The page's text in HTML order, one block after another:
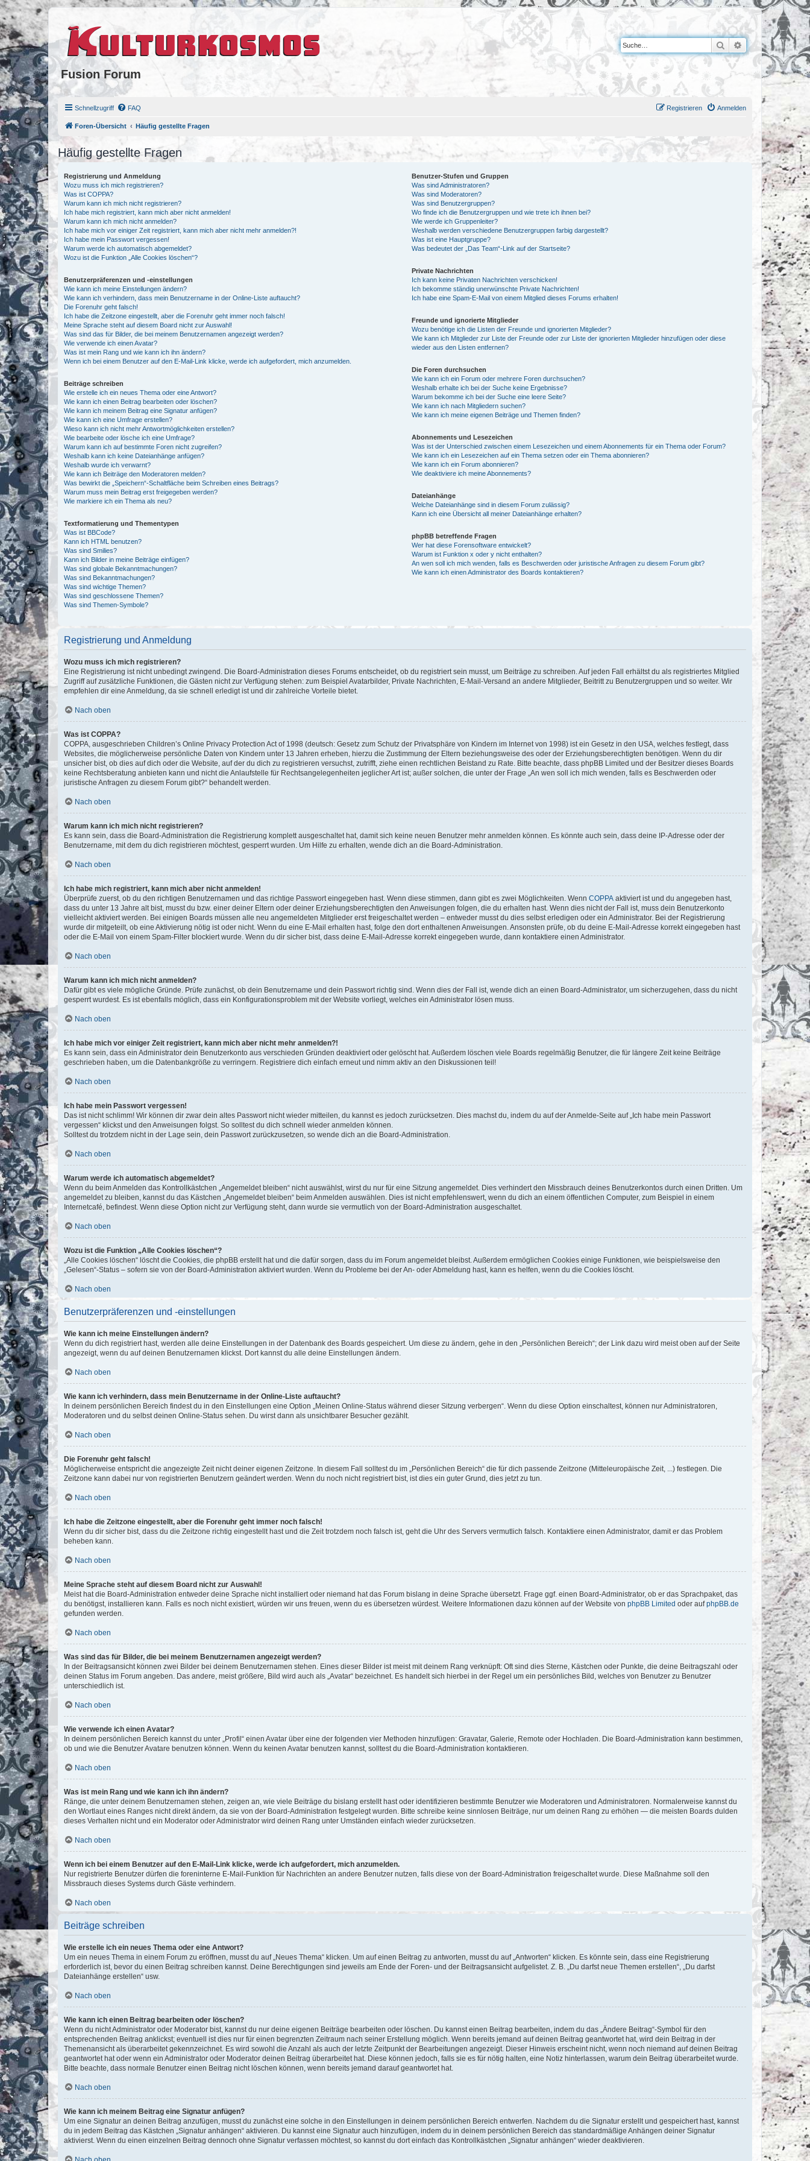
Fusion Forum
Suche Erweiterte Suche
Schnellzugriff FAQ Anmelden
Registrieren
Foren-Übersicht Häufig gestellte Fragen
Häufig gestellte Fragen
Registrierung und Anmeldung
Wozu muss ich mich registrieren?
Was ist COPPA?
Warum kann ich mich nicht registrieren?
Ich habe mich registriert, kann mich aber nicht anmelden!
Warum kann ich mich nicht anmelden?
Ich habe mich vor einiger Zeit registriert, kann mich aber nicht mehr anmelden?!
Ich habe mein Passwort vergessen!
Warum werde ich automatisch abgemeldet?
Wozu ist die Funktion „Alle Cookies löschen“?
Benutzerpräferenzen und -einstellungen
Wie kann ich meine Einstellungen ändern?
Wie kann ich verhindern, dass mein Benutzername in der Online-Liste auftaucht?
Die Forenuhr geht falsch!
Ich habe die Zeitzone eingestellt, aber die Forenuhr geht immer noch falsch!
Meine Sprache steht auf diesem Board nicht zur Auswahl!
Was sind das für Bilder, die bei meinem Benutzernamen angezeigt werden?
Wie verwende ich einen Avatar?
Was ist mein Rang und wie kann ich ihn ändern?
Wenn ich bei einem Benutzer auf den E-Mail-Link klicke, werde ich aufgefordert, mich anzumelden.
Beiträge schreiben
Wie erstelle ich ein neues Thema oder eine Antwort?
Wie kann ich einen Beitrag bearbeiten oder löschen?
Wie kann ich meinem Beitrag eine Signatur anfügen?
Wie kann ich eine Umfrage erstellen?
Wieso kann ich nicht mehr Antwortmöglichkeiten erstellen?
Wie bearbeite oder lösche ich eine Umfrage?
Warum kann ich auf bestimmte Foren nicht zugreifen?
Weshalb kann ich keine Dateianhänge anfügen?
Weshalb wurde ich verwarnt?
Wie kann ich Beiträge den Moderatoren melden?
Was bewirkt die „Speichern“-Schaltfläche beim Schreiben eines Beitrags?
Warum muss mein Beitrag erst freigegeben werden?
Wie markiere ich ein Thema als neu?
Textformatierung und Thementypen
Was ist BBCode?
Kann ich HTML benutzen?
Was sind Smilies?
Kann ich Bilder in meine Beiträge einfügen?
Was sind globale Bekanntmachungen?
Was sind Bekanntmachungen?
Was sind wichtige Themen?
Was sind geschlossene Themen?
Was sind Themen-Symbole?
Benutzer-Stufen und Gruppen
Was sind Administratoren?
Was sind Moderatoren?
Was sind Benutzergruppen?
Wo finde ich die Benutzergruppen und wie trete ich ihnen bei?
Wie werde ich Gruppenleiter?
Weshalb werden verschiedene Benutzergruppen farbig dargestellt?
Was ist eine Hauptgruppe?
Was bedeutet der „Das Team“-Link auf der Startseite?
Private Nachrichten
Ich kann keine Privaten Nachrichten verschicken!
Ich bekomme ständig unerwünschte Private Nachrichten!
Ich habe eine Spam-E-Mail von einem Mitglied dieses Forums erhalten!
Freunde und ignorierte Mitglieder
Wozu benötige ich die Listen der Freunde und ignorierten Mitglieder?
Wie kann ich Mitglieder zur Liste der Freunde oder zur Liste der ignorierten Mitglieder hinzufügen oder diese
wieder aus den Listen entfernen?
Die Foren durchsuchen
Wie kann ich ein Forum oder mehrere Foren durchsuchen?
Weshalb erhalte ich bei der Suche keine Ergebnisse?
Warum bekomme ich bei der Suche eine leere Seite?
Wie kann ich nach Mitgliedern suchen?
Wie kann ich meine eigenen Beiträge und Themen finden?
Abonnements und Lesezeichen
Was ist der Unterschied zwischen einem Lesezeichen und einem Abonnements für ein Thema oder Forum?
Wie kann ich ein Lesezeichen auf ein Thema setzen oder ein Thema abonnieren?
Wie kann ich ein Forum abonnieren?
Wie deaktiviere ich meine Abonnements?
Dateianhänge
Welche Dateianhänge sind in diesem Forum zulässig?
Kann ich eine Übersicht all meiner Dateianhänge erhalten?
phpBB betreffende Fragen
Wer hat diese Forensoftware entwickelt?
Warum ist Funktion x oder y nicht enthalten?
An wen soll ich mich wenden, falls es Beschwerden oder juristische Anfragen zu diesem Forum gibt?
Wie kann ich einen Administrator des Boards kontaktieren?
Registrierung und Anmeldung
Wozu muss ich mich registrieren?
Eine Registrierung ist nicht unbedingt zwingend. Die Board-Administration dieses Forums entscheidet, ob du registriert sein musst, um Beiträge zu schreiben. Auf jeden Fall erhältst du als registriertes Mitglied
Zugriff auf zusätzliche Funktionen, die Gästen nicht zur Verfügung stehen: zum Beispiel Avatarbilder, Private Nachrichten, E-Mail-Versand an andere Mitglieder, Beitritt zu Benutzergruppen und so weiter. Wir
empfehlen dir eine Anmeldung, da sie schnell erledigt ist und dir zahlreiche Vorteile bietet.
Nach oben
Was ist COPPA?
COPPA, ausgeschrieben Children’s Online Privacy Protection Act of 1998 (deutsch: Gesetz zum Schutz der Privatsphäre von Kindern im Internet von 1998) ist ein Gesetz in den USA, welches festlegt, dass
Websites, die möglicherweise persönliche Daten von Kindern unter 13 Jahren erheben, hierzu die Zustimmung der Eltern beziehungsweise des oder der Erziehungsberechtigten benötigen. Wenn du dir
unsicher bist, ob dies auf dich oder die Website, auf der du dich zu registrieren versuchst, zutrifft, ziehe einen rechtlichen Beistand zu Rate. Bitte beachte, dass phpBB Limited und der Besitzer dieses Boards
keine Rechtsberatung anbieten kann und nicht die Anlaufstelle für Rechtsangelegenheiten jeglicher Art ist; außer solchen, die unter der Frage „An wen soll ich mich wenden, falls es Beschwerden oder
juristische Anfragen zu diesem Forum gibt?“ behandelt werden.
Nach oben
Warum kann ich mich nicht registrieren?
Es kann sein, dass die Board-Administration die Registrierung komplett ausgeschaltet hat, damit sich keine neuen Benutzer mehr anmelden können. Es könnte auch sein, dass deine IP-Adresse oder der
Benutzername, mit dem du dich registrieren möchtest, gesperrt wurden. Um Hilfe zu erhalten, wende dich an die Board-Administration.
Nach oben
Ich habe mich registriert, kann mich aber nicht anmelden!
Überprüfe zuerst, ob du den richtigen Benutzernamen und das richtige Passwort eingegeben hast. Wenn diese stimmen, dann gibt es zwei Möglichkeiten. Wenn COPPA aktiviert ist und du angegeben hast,
dass du unter 13 Jahre alt bist, musst du bzw. einer deiner Eltern oder deiner Erziehungsberechtigten den Anweisungen folgen, die du erhalten hast. Wenn dies nicht der Fall ist, muss dein Benutzerkonto
vielleicht aktiviert werden. Bei einigen Boards müssen alle neu angemeldeten Mitglieder erst freigeschaltet werden – entweder musst du dies selbst erledigen oder ein Administrator. Bei der Registrierung
wurde dir mitgeteilt, ob eine Aktivierung nötig ist oder nicht. Wenn du eine E-Mail erhalten hast, folge den dort enthaltenen Anweisungen. Ansonsten prüfe, ob du deine E-Mail-Adresse korrekt eingegeben hast
oder die E-Mail von einem Spam-Filter blockiert wurde. Wenn du dir sicher bist, dass deine E-Mail-Adresse korrekt eingegeben wurde, dann kontaktiere einen Administrator.
Nach oben
Warum kann ich mich nicht anmelden?
Dafür gibt es viele mögliche Gründe. Prüfe zunächst, ob dein Benutzername und dein Passwort richtig sind. Wenn dies der Fall ist, wende dich an einen Board-Administrator, um sicherzugehen, dass du nicht
gesperrt wurdest. Es ist ebenfalls möglich, dass ein Konfigurationsproblem mit der Website vorliegt, welches ein Administrator lösen muss.
Nach oben
Ich habe mich vor einiger Zeit registriert, kann mich aber nicht mehr anmelden?!
Es kann sein, dass ein Administrator dein Benutzerkonto aus verschieden Gründen deaktiviert oder gelöscht hat. Außerdem löschen viele Boards regelmäßig Benutzer, die für längere Zeit keine Beiträge
geschrieben haben, um die Datenbankgröße zu verringern. Registriere dich einfach erneut und nimm aktiv an den Diskussionen teil!
Nach oben
Ich habe mein Passwort vergessen!
Das ist nicht schlimm! Wir können dir zwar dein altes Passwort nicht wieder mitteilen, du kannst es jedoch zurücksetzen. Dies machst du, indem du auf der Anmelde-Seite auf „Ich habe mein Passwort
vergessen“ klickst und den Anweisungen folgst. So solltest du dich schnell wieder anmelden können.
Solltest du trotzdem nicht in der Lage sein, dein Passwort zurückzusetzen, so wende dich an die Board-Administration.
Nach oben
Warum werde ich automatisch abgemeldet?
Wenn du beim Anmelden das Kontrollkästchen „Angemeldet bleiben“ nicht auswählst, wirst du nur für eine Sitzung angemeldet. Dies verhindert den Missbrauch deines Benutzerkontos durch einen Dritten. Um
angemeldet zu bleiben, kannst du das Kästchen „Angemeldet bleiben“ beim Anmelden auswählen. Dies ist nicht empfehlenswert, wenn du dich an einem öffentlichen Computer, zum Beispiel in einem
Internetcafé, befindest. Wenn diese Option nicht zur Verfügung steht, dann wurde sie vermutlich von der Board-Administration ausgeschaltet.
Nach oben
Wozu ist die Funktion „Alle Cookies löschen“?
„Alle Cookies löschen“ löscht die Cookies, die phpBB erstellt hat und die dafür sorgen, dass du im Forum angemeldet bleibst. Außerdem ermöglichen Cookies einige Funktionen, wie beispielsweise den
„Gelesen“-Status – sofern sie von der Board-Administration aktiviert wurden. Wenn du Probleme bei der An- oder Abmeldung hast, kann es helfen, wenn du die Cookies löscht.
Nach oben
Benutzerpräferenzen und -einstellungen
Wie kann ich meine Einstellungen ändern?
Wenn du dich registriert hast, werden alle deine Einstellungen in der Datenbank des Boards gespeichert. Um diese zu ändern, gehe in den „Persönlichen Bereich“; der Link dazu wird meist oben auf der Seite
angezeigt, wenn du auf deinen Benutzernamen klickst. Dort kannst du alle deine Einstellungen ändern.
Nach oben
Wie kann ich verhindern, dass mein Benutzername in der Online-Liste auftaucht?
In deinem persönlichen Bereich findest du in den Einstellungen eine Option „Meinen Online-Status während dieser Sitzung verbergen“. Wenn du diese Option einschaltest, können nur Administratoren,
Moderatoren und du selbst deinen Online-Status sehen. Du wirst dann als unsichtbarer Besucher gezählt.
Nach oben
Die Forenuhr geht falsch!
Möglicherweise entspricht die angezeigte Zeit nicht deiner eigenen Zeitzone. In diesem Fall solltest du im „Persönlichen Bereich“ die für dich passende Zeitzone (Mitteleuropäische Zeit, ...) festlegen. Die
Zeitzone kann dabei nur von registrierten Benutzern geändert werden. Wenn du noch nicht registriert bist, ist dies ein guter Grund, dies jetzt zu tun.
Nach oben
Ich habe die Zeitzone eingestellt, aber die Forenuhr geht immer noch falsch!
Wenn du dir sicher bist, dass du die Zeitzone richtig eingestellt hast und die Zeit trotzdem noch falsch ist, geht die Uhr des Servers vermutlich falsch. Kontaktiere einen Administrator, damit er das Problem
beheben kann.
Nach oben
Meine Sprache steht auf diesem Board nicht zur Auswahl!
Meist hat die Board-Administration entweder deine Sprache nicht installiert oder niemand hat das Forum bislang in deine Sprache übersetzt. Frage ggf. einen Board-Administrator, ob er das Sprachpaket, das
du benötigst, installieren kann. Falls es noch nicht existiert, würden wir uns freuen, wenn du es übersetzen würdest. Weitere Informationen dazu können auf der Website von phpBB Limited oder aufphpBB.de
gefunden werden.
Nach oben
Was sind das für Bilder, die bei meinem Benutzernamen angezeigt werden?
In der Beitragsansicht können zwei Bilder bei deinem Benutzernamen stehen. Eines dieser Bilder ist meist mit deinem Rang verknüpft: Oft sind dies Sterne, Kästchen oder Punkte, die deine Beitragszahl oder
deinen Status im Forum angeben. Das andere, meist größere, Bild wird auch als „Avatar“ bezeichnet. Es handelt sich hierbei in der Regel um ein persönliches Bild, welches von Benutzer zu Benutzer
unterschiedlich ist.
Nach oben
Wie verwende ich einen Avatar?
In deinem persönlichen Bereich kannst du unter „Profil“ einen Avatar über eine der folgenden vier Methoden hinzufügen: Gravatar, Galerie, Remote oder Hochladen. Die Board-Administration kann bestimmen,
ob und wie die Benutzer Avatare benutzen können. Wenn du keinen Avatar benutzen kannst, solltest du die Board-Administration kontaktieren.
Nach oben
Was ist mein Rang und wie kann ich ihn ändern?
Ränge, die unter deinem Benutzernamen stehen, zeigen an, wie viele Beiträge du bislang erstellt hast oder identifizieren bestimmte Benutzer wie Moderatoren und Administratoren. Normalerweise kannst du
den Wortlaut eines Ranges nicht direkt ändern, da sie von der Board-Administration festgelegt wurden. Bitte schreibe keine sinnlosen Beiträge, nur um deinen Rang zu erhöhen — die meisten Boards dulden
dieses Verhalten nicht und ein Moderator oder Administrator wird deinen Rang unter Umständen einfach wieder zurücksetzen.
Nach oben
Wenn ich bei einem Benutzer auf den E-Mail-Link klicke, werde ich aufgefordert, mich anzumelden.
Nur registrierte Benutzer dürfen die foreninterne E-Mail-Funktion für Nachrichten an andere Benutzer nutzen, falls diese von der Board-Administration freigeschaltet wurde. Diese Maßnahme soll den
Missbrauch dieses Systems durch Gäste verhindern.
Nach oben
Beiträge schreiben
Wie erstelle ich ein neues Thema oder eine Antwort?
Um ein neues Thema in einem Forum zu eröffnen, musst du auf „Neues Thema“ klicken. Um auf einen Beitrag zu antworten, musst du auf „Antworten“ klicken. Es könnte sein, dass eine Registrierung
erforderlich ist, bevor du einen Beitrag schreiben kannst. Deine Berechtigungen sind jeweils am Ende der Foren- und der Beitragsansicht aufgelistet. Z. B. „Du darfst neue Themen erstellen“, „Du darfst
Dateianhänge erstellen“ usw.
Nach oben
Wie kann ich einen Beitrag bearbeiten oder löschen?
Wenn du nicht Administrator oder Moderator bist, kannst du nur deine eigenen Beiträge bearbeiten oder löschen. Du kannst einen Beitrag bearbeiten, indem du das „Ändere Beitrag“-Symbol für den
entsprechenden Beitrag anklickst; eventuell ist dies nur für einen begrenzten Zeitraum nach seiner Erstellung möglich. Wenn bereits jemand auf deinen Beitrag geantwortet hat, wird dein Beitrag in der
Themenansicht als überarbeitet gekennzeichnet. Es wird sowohl die Anzahl als auch der letzte Zeitpunkt der Bearbeitungen angezeigt. Dieser Hinweis erscheint nicht, wenn noch niemand auf deinen Beitrag
geantwortet hat oder wenn ein Administrator oder Moderator deinen Beitrag überarbeitet hat. Diese können jedoch, falls sie es für nötig halten, eine Notiz hinterlassen, warum dein Beitrag überarbeitet wurde.
Bitte beachte, dass normale Benutzer einen Beitrag nicht löschen können, wenn bereits jemand darauf geantwortet hat.
Nach oben
Wie kann ich meinem Beitrag eine Signatur anfügen?
Um eine Signatur an deinen Beitrag anzufügen, musst du zunächst eine solche in den Einstellungen in deinem persönlichen Bereich entwerfen. Nachdem du die Signatur erstellt und gespeichert hast, kannst
du in jedem Beitrag das Kästchen „Signatur anhängen“ aktivieren. Du kannst eine Signatur auch hinzufügen, indem du in deinem persönlichen Bereich das standardmäßige Anhängen deiner Signatur
aktivierst. Wenn du einen einzelnen Beitrag dennoch ohne Signatur verfassen möchtest, so kannst du dort einfach das Kontrollkästchen „Signatur anhängen“ wieder deaktivieren.